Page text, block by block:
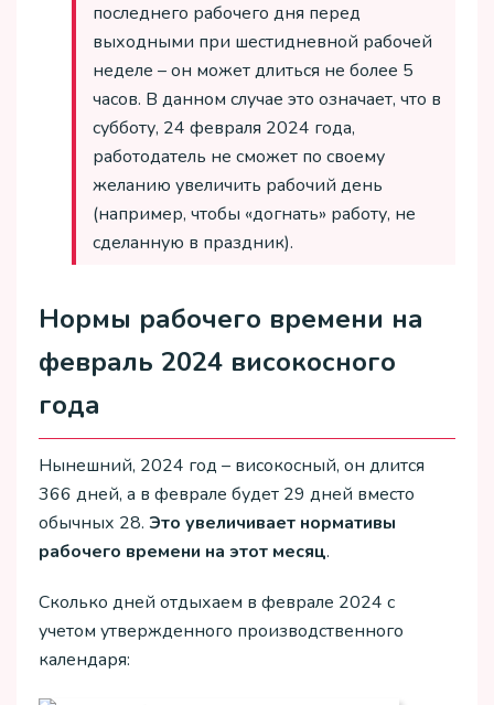
последнего рабочего дня перед
выходными при шестидневной рабочей
неделе – он может длиться не более 5
часов. В данном случае это означает, что в
субботу, 24 февраля 2024 года,
работодатель не сможет по своему
желанию увеличить рабочий день
(например, чтобы «догнать» работу, не
сделанную в праздник).
Нормы рабочего времени на
февраль 2024 високосного
года
Нынешний, 2024 год – високосный, он длится
366 дней, а в феврале будет 29 дней вместо
обычных 28. Это увеличивает нормативы
рабочего времени на этот месяц.
Сколько дней отдыхаем в феврале 2024 с
учетом утвержденного производственного
календаря: